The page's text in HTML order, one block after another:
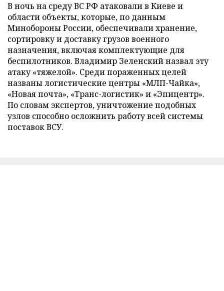
В ночь на среду ВС РФ атаковали в Киеве и
области объекты, которые, по данным
Минобороны России, обеспечивали хранение,
сортировку и доставку грузов военного
назначения, включая комплектующие для
беспилотников. Владимир Зеленский назвал эту
атаку «тяжелой». Среди пораженных целей
названы логистические центры «МЛП-Чайка»,
«Новая почта», «Транс-логистик» и «Эпицентр».
По словам экспертов, уничтожение подобных
узлов способно осложнить работу всей системы
поставок ВСУ.